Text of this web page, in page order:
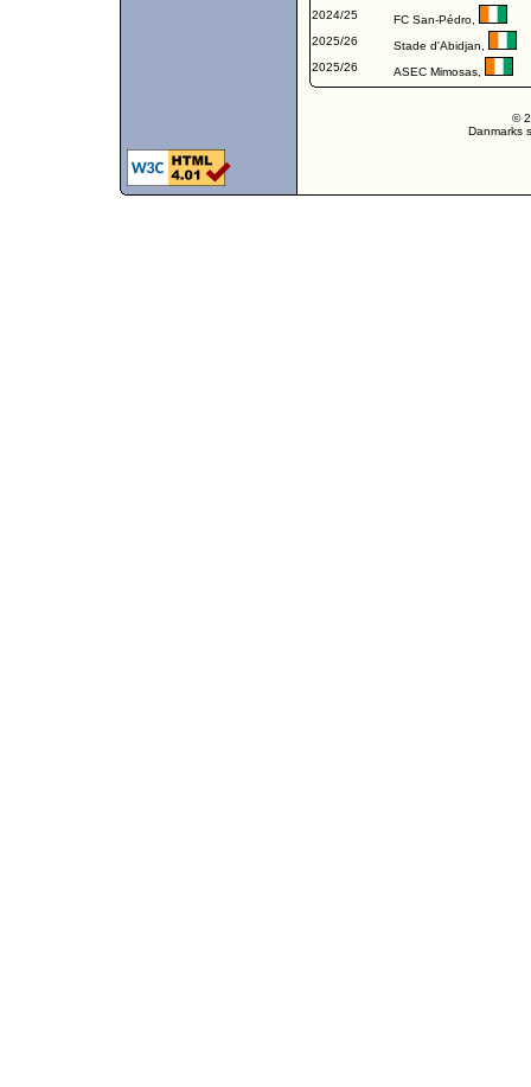
2024/25 FC San-Pédro
2025/26
Stade d'Abidjan
2025/26
ASEC Mimosas
©
Danmarks